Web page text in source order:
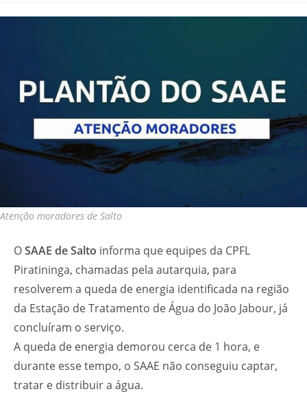
Atenção moradores de Salto
OSAAE de Salto informa que equipes da CPFL
Piratininga, chamadas pela autarquia, para
resolverem a queda de energia identificada na região
da Estação de Tratamento de Água do João Jabour, já
concluíram o serviço.
A queda de energia demorou cerca de 1 hora, e
durante esse tempo, o SAAE não conseguiu captar,
tratar e distribuir a água.